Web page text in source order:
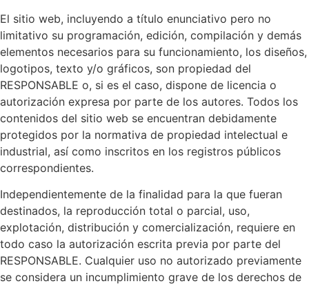
El sitio web, incluyendo a título enunciativo pero no
limitativo su programación, edición, compilación y demás
elementos necesarios para su funcionamiento, los diseños,
logotipos, texto y/o gráficos, son propiedad del
RESPONSABLE o, si es el caso, dispone de licencia o
autorización expresa por parte de los autores. Todos los
contenidos del sitio web se encuentran debidamente
protegidos por la normativa de propiedad intelectual e
industrial, así como inscritos en los registros públicos
correspondientes.
Independientemente de la finalidad para la que fueran
destinados, la reproducción total o parcial, uso,
explotación, distribución y comercialización, requiere en
todo caso la autorización escrita previa por parte del
RESPONSABLE. Cualquier uso no autorizado previamente
se considera un incumplimiento grave de los derechos de